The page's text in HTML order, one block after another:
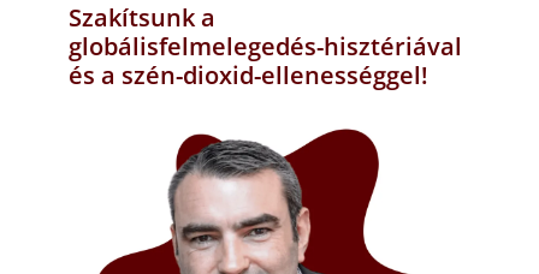
Szakítsunk a
globálisfelmelegedés-hisztériával
és a szén-dioxid-ellenességgel!